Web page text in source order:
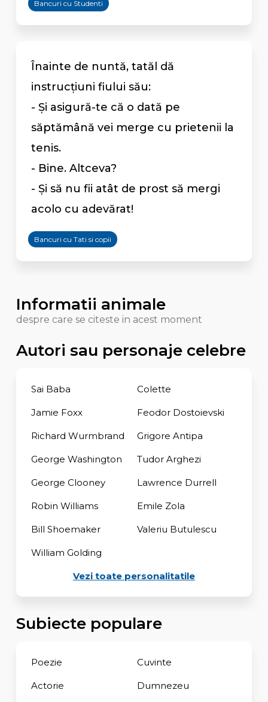
Bancuri cu Studenti
Înainte de nuntă, tatăl dă
instrucţiuni fiului său:
- Și asigură-te că o dată pe
săptămână vei merge cu prietenii la
tenis.
- Bine. Altceva?
- Şi să nu fii atât de prost să mergi
acolo cu adevărat!
Bancuri cu Tati si copii
Informatii animale
despre care se citeste in acest moment
Autori sau personaje celebre
Sai Baba Colette
Jamie Foxx Feodor Dostoievski
Richard Wurmbrand Grigore Antipa
George Washington Tudor Arghezi
George Clooney Lawrence Durrell
Robin Williams Emile Zola
Bill Shoemaker Valeriu Butulescu
William Golding
Vezi toate personalitatile
Subiecte populare
Poezie Cuvinte
Actorie Dumnezeu